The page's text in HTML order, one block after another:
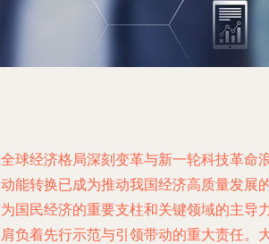
球经济格局深刻变革与新一轮科技革命
能转换已成为推动我国经济高质量发展
国民经济的重要支柱和关键领域的主导
负着先行示范与引领带动的重大责任。